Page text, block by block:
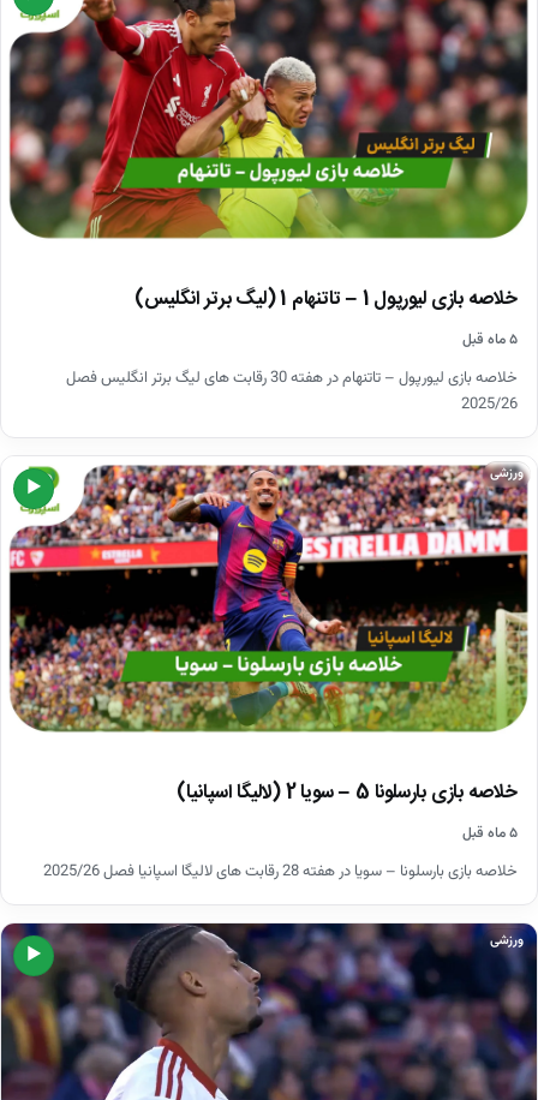
خلاصه بازی لیورپول 1 – تاتنهام 1 (لیگ برتر انگلیس)
۵ ماه قبل
خلاصه بازی لیورپول – تاتنهام در هفته 30 رقابت های لیگ برتر انگلیس فصل
2025/26
▶
ورزشی
خلاصه بازی بارسلونا 5 – سویا 2 (لالیگا اسپانیا)
۵ ماه قبل
خلاصه بازی بارسلونا – سویا در هفته 28 رقابت های لالیگا اسپانیا فصل 2025/26
▶
ورزشی